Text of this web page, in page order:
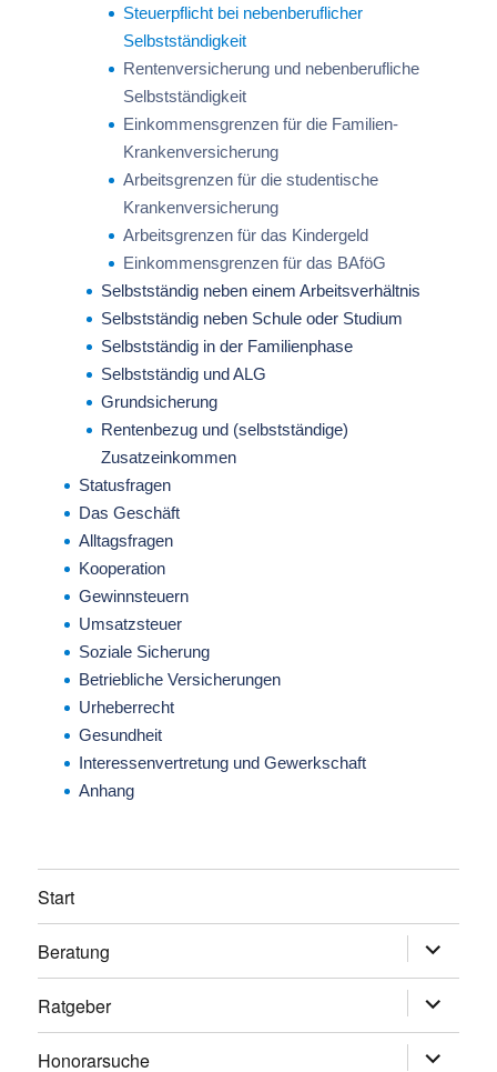
Steuerpflicht bei nebenberuflicher
Selbstständigkeit
Rentenversicherung und nebenberufliche
Selbstständigkeit
Einkommensgrenzen für die Familien-
Krankenversicherung
Arbeitsgrenzen für die studentische
Krankenversicherung
Arbeitsgrenzen für das Kindergeld
Einkommensgrenzen für das BAföG
Selbstständig neben einem Arbeitsverhältnis
Selbstständig neben Schule oder Studium
Selbstständig in der Familienphase
Selbstständig und ALG
Grundsicherung
Rentenbezug und (selbstständige)
Zusatzeinkommen
Statusfragen
Das Geschäft
Alltagsfragen
Kooperation
Gewinnsteuern
Umsatzsteuer
Soziale Sicherung
Betriebliche Versicherungen
Urheberrecht
Gesundheit
Interessenvertretung und Gewerkschaft
Anhang
Start
Beratung
anzeigen
Ratgeber
anzeigen
Honorarsuche